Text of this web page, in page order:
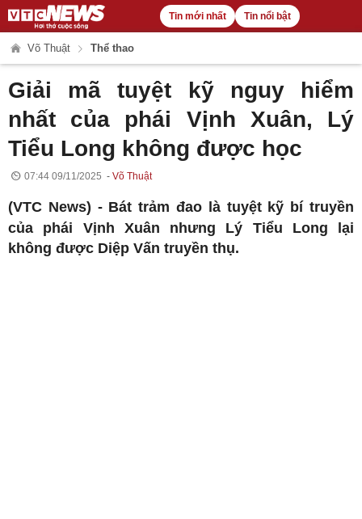
Tin mới nhất Tin nổi bật
Võ Thuật Thể thao
Giải mã tuyệt kỹ nguy hiểm
nhất của phái Vịnh Xuân, Lý
Tiểu Long không được học
07:44 09/11/2025 Võ Thuật
(VTC News) - Bát trảm đao là tuyệt kỹ bí truyền
của phái Vịnh Xuân nhưng Lý Tiểu Long lại
không được Diệp Vấn truyền thụ.